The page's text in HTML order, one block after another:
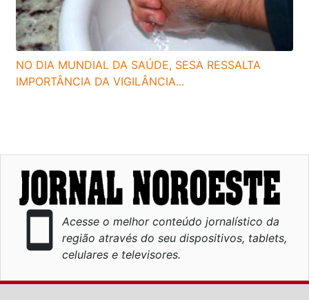
NO DIA MUNDIAL DA SAÚDE, SESA RESSALTA
IMPORTÂNCIA DA VIGILÂNCIA...
smartphone
Acesse o melhor conteúdo jornalístico da
região através do seu dispositivos, tablets,
celulares e televisores.